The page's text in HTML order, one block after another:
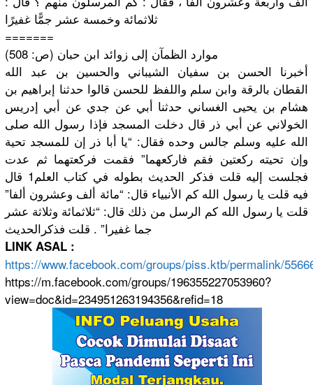
ثلاثمائة وخمسة عشر جمًّا غفيرًا
=======
موارد الظمآن إلى زوائد ابن حبان (ص: 508)
أخبرنا الحسن بن سفيان الشيباني والحسين بن عبد الله
القطان بالرقة وابن سلم واللفظ للحسن قالوا حدثنا إبراهيم بن
هشام بن يحيى الغساني حدثنا أبي عن جدي عن أبي إدريس
الخولاني عن أبي ذر قال دخلت المسجد فإذا رسول الله صلى
الله عليه وسلم جالس وحده فقال: “يا أبا ذر إن للمسجد تحية
وإن تحيته ركعتين فقم فاركعهما” فقمت فركعتهما ثم عدت
فجلست إليه قلت فذكر الحديث بطوله في كتاب العلم1 قال
فيه قلت يا رسول الله كم الأنبياء قال: “مائة ألف وعشرون ألفا”
قلت يا رسول الله كم الرسل من ذلك قال: “ثلاثمائة وثلاثة عشر
جما غفيرا” . قلت فذكرالحديث
LINK ASAL :
https://www.facebook.com/groups/piss.ktb/permalink/
https://m.facebook.com/groups/196355227053960?
view=doc&id=234951263194356&refid=18